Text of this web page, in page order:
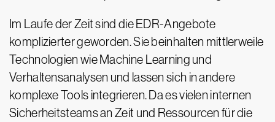
Im Laufe der Zeit sind die EDR-Angebote
komplizierter geworden. Sie beinhalten mittlerweile
Technologien wie Machine Learning und
Verhaltensanalysen und lassen sich in andere
komplexe Tools integrieren. Da es vielen internen
Sicherheitsteams an Zeit und Ressourcen für die